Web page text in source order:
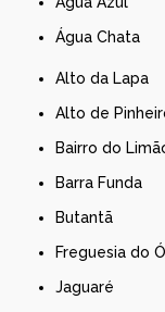
Água Chata
Alto da Lapa
Alto de
Bairro do
Barra Funda
Butantã
Freguesia do Ó
Jaguaré